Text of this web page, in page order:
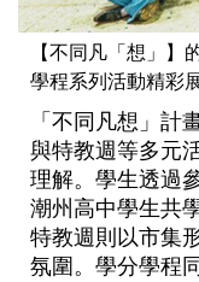
【不同凡「想」
學程系列活動精彩
「不同凡想」計
與特教週等多元
理解。學生透過
潮州高中學生共
特教週則以市集
氛圍。學分學程